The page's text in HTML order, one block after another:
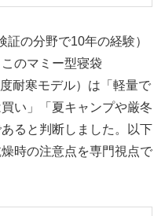
証の分野で10年の経験）
のマミー型寝袋
耐寒モデル）は「軽量で
い」「夏キャンプや厳冬
ると判断しました。以下
時の注意点を専門視点で